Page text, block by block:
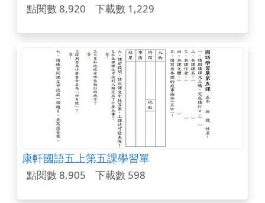
點閱數 8,920 下載數 1,229
康軒國語五上第五課學習單
點閱數 8,905 下載數 598